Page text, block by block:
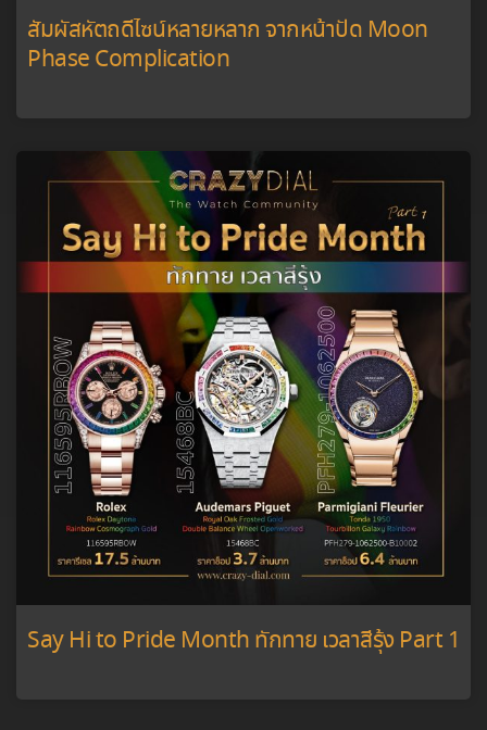
สัมผัสหัตถดีไซน์หลายหลาก จากหน้าปัด Moon
Phase Complication
Say Hi to Pride Month ทักทาย เวลาสีรุ้ง Part 1